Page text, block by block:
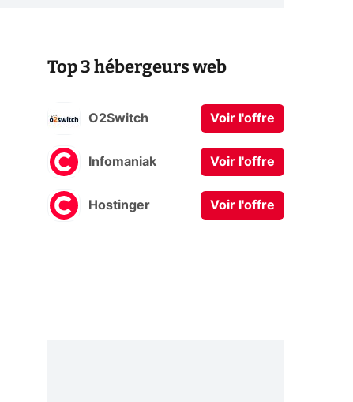
Top 3 hébergeurs web
O2Switch Voir l'offre
Infomaniak Voir l'offre
Hostinger Voir l'offre